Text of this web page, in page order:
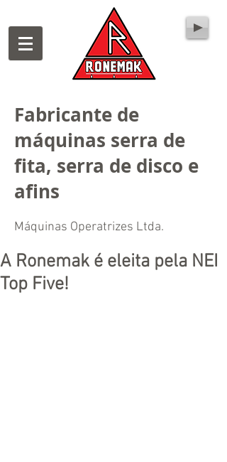
Fabricante de
máquinas serra de
fita, serra de disco e
afins
Máquinas Operatrizes Ltda.
A Ronemak é eleita pela NEI
Top Five!